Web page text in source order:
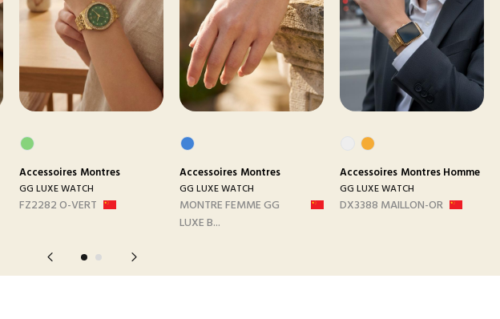
Accessoires Montres
GG LUXE WATCH
FZ2282 O-VERT
Accessoires Montres
GG LUXE WATCH
MONTRE FEMME GG
LUXE B...
Accessoires Montres Homme
GG LUXE WATCH
DX3388 MAILLON-OR